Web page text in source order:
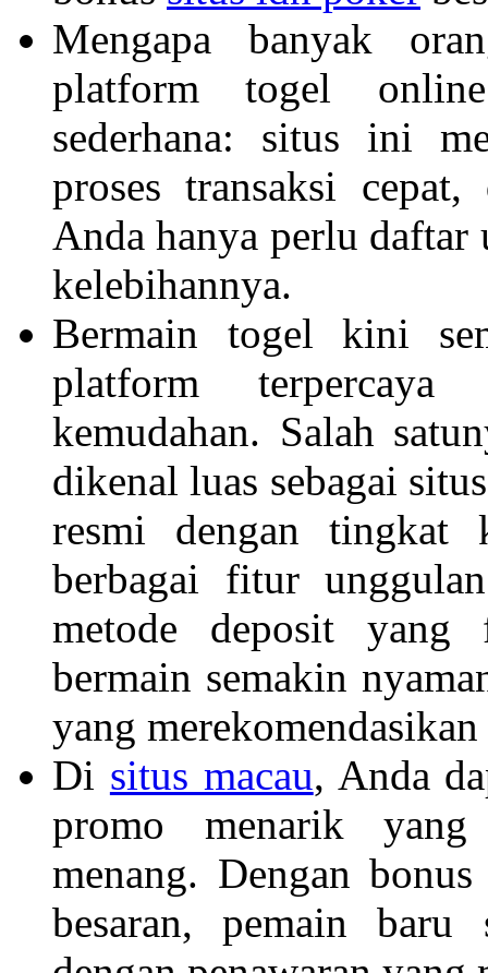
Mengapa banyak
platform togel
sederhana: situs ini
proses transaksi
Anda hanya perlu daftar
kelebihannya.
Bermain togel kini
platform terpercaya
kemudahan. Salah
dikenal luas sebagai
resmi dengan tingkat
berbagai fitur
metode deposit yang
bermain semakin
yang
Di situs macau, Anda
promo menarik yang
menang. Dengan
besaran, pemain baru